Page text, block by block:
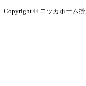
Copyright © ニッカホーム